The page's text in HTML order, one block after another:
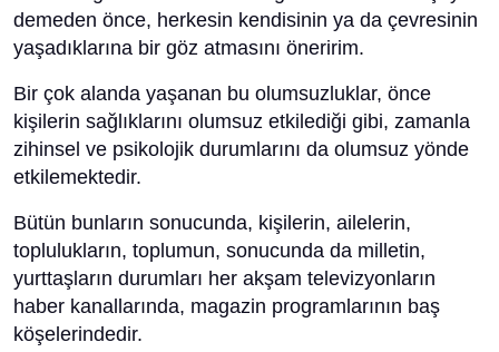
demeden önce, herkesin kendisinin ya da çevresinin
yaşadıklarına bir göz atmasını öneririm.
Bir çok alanda yaşanan bu olumsuzluklar, önce
kişilerin sağlıklarını olumsuz etkilediği gibi, zamanla
zihinsel ve psikolojik durumlarını da olumsuz yönde
etkilemektedir.
Bütün bunların sonucunda, kişilerin, ailelerin,
toplulukların, toplumun, sonucunda da milletin,
yurttaşların durumları her akşam televizyonların
haber kanallarında, magazin programlarının baş
köşelerindedir.